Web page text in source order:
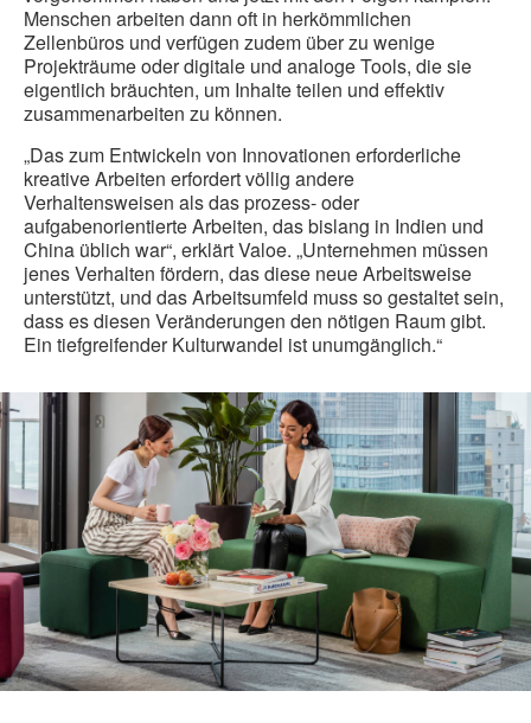
Menschen arbeiten dann oft in herkömmlichen
Zellenbüros und verfügen zudem über zu wenige
Projekträume oder digitale und analoge Tools, die sie
eigentlich bräuchten, um Inhalte teilen und effektiv
zusammenarbeiten zu können.
„Das zum Entwickeln von Innovationen erforderliche
kreative Arbeiten erfordert völlig andere
Verhaltensweisen als das prozess- oder
aufgabenorientierte Arbeiten, das bislang in Indien und
China üblich war“, erklärt Valoe. „Unternehmen müssen
jenes Verhalten fördern, das diese neue Arbeitsweise
unterstützt, und das Arbeitsumfeld muss so gestaltet sein,
dass es diesen Veränderungen den nötigen Raum gibt.
Ein tiefgreifender Kulturwandel ist unumgänglich.“